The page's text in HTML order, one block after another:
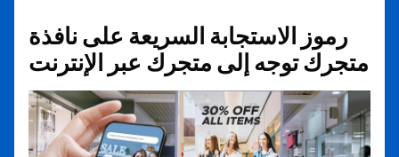
رموز الاستجابة السريعة على نافذة
متجرك توجه إلى متجرك عبر الإنترنت